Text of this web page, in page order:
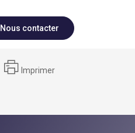
Nous contacter
Imprimer